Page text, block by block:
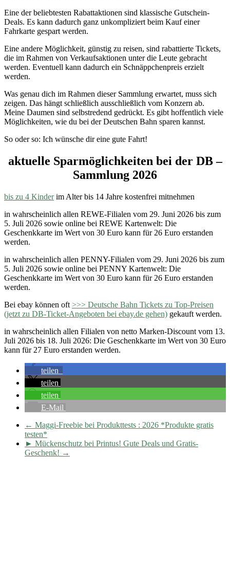
Eine der beliebtesten Rabattaktionen sind klassische Gutschein-
Deals. Es kann dadurch ganz unkompliziert beim Kauf einer
Fahrkarte gespart werden.
Eine andere Möglichkeit, günstig zu reisen, sind rabattierte Tickets,
die im Rahmen von Verkaufsaktionen unter die Leute gebracht
werden. Eventuell kann dadurch ein Schnäppchenpreis erzielt
werden.
Was genau dich im Rahmen dieser Sammlung erwartet, muss sich
zeigen. Das hängt schließlich ausschließlich vom Konzern ab.
Meine Daumen sind selbstredend gedrückt. Es gibt hoffentlich viele
Möglichkeiten, wie du bei der Deutschen Bahn sparen kannst.
So oder so: Ich wünsche dir eine gute Fahrt!
aktuelle Sparmöglichkeiten bei der DB –
Sammlung 2026
bis zu 4 Kinderim Alter bis 14 Jahre kostenfrei mitnehmen
in wahrscheinlich allen REWE-Filialen vom 29. Juni 2026 bis zum
5. Juli 2026 sowie online bei REWE Kartenwelt: Die
Geschenkkarte im Wert von 30 Euro kann für 26 Euro erstanden
werden.
in wahrscheinlich allen PENNY-Filialen vom 29. Juni 2026 bis zum
5. Juli 2026 sowie online bei PENNY Kartenwelt: Die
Geschenkkarte im Wert von 30 Euro kann für 26 Euro erstanden
werden.
Bei ebay können oft >>> Deutsche Bahn Tickets zu Top-Preisen
(jetzt zu DB-Ticket-Angeboten bei ebay.de gehen) gekauft werden.
in wahrscheinlich allen Filialen von netto Marken-Discount vom 13.
Juli 2026 bis 18. Juli 2026: Die Geschenkkarte im Wert von 30 Euro
kann für 27 Euro erstanden werden.
teilen
teilen
teilen
E-Mail
← Maggi-Freebie bei Produkttests : 2026 *Produkte gratis
testen*
► Mückenschutz bei Printus! Gute Deals und Gratis-
Geschenk! →